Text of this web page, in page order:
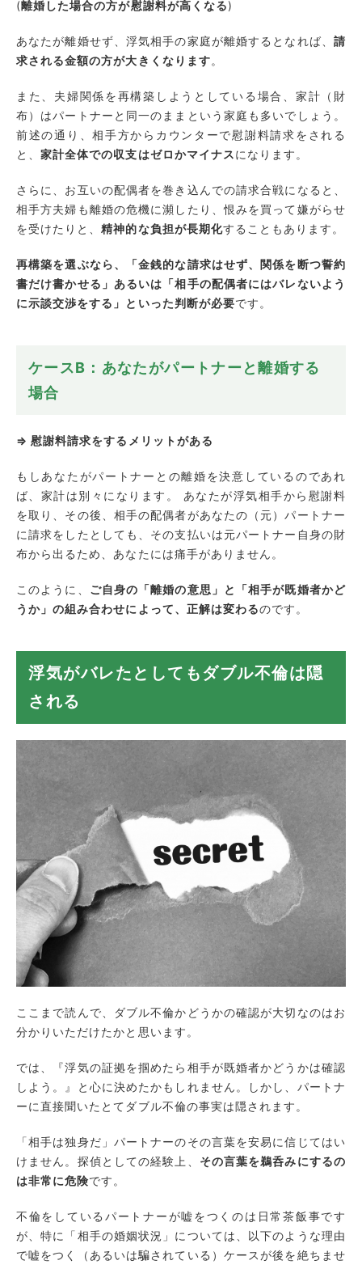
(離婚した場合の方が慰謝料が高くなる)
あなたが離婚せず、浮気相手の家庭が離婚するとなれば、 請
求される金額の方が大きくなります。
また、夫婦関係を再構築しようとしている場合、家計（財
布）はパートナーと同一のままという家庭も多いでしょう。
前述の通り、相手方からカウンターで慰謝料請求をされる
と、家計全体での収支はゼロかマイナスになります。
さらに、お互いの配偶者を巻き込んでの請求合戦になると、
相手方夫婦も離婚の危機に瀕したり、恨みを買って嫌がらせ
を受けたりと、精神的な負担が長期化することもあります。
再構築を選ぶなら、「金銭的な請求はせず、関係を断つ誓約
書だけ書かせる」あるいは「相手の配偶者にはバレないよう
に示談交渉をする」といった判断が必要です。
ケースB：あなたがパートナーと離婚する
場合
⇒ 慰謝料請求をするメリットがある
もしあなたがパートナーとの離婚を決意しているのであれ
ば、家計は別々になります。 あなたが浮気相手から慰謝料
を取り、その後、相手の配偶者があなたの（元）パートナー
に請求をしたとしても、その支払いは元パートナー自身の財
布から出るため、あなたには痛手がありません。
このように、 ご自身の「離婚の意思」と「相手が既婚者かど
うか」の組み合わせによって、正解は変わるのです。
浮気がバレたとしてもダブル不倫は隠
される
ここまで読んで、ダブル不倫かどうかの確認が大切なのはお
分かりいただけたかと思います。
では、『浮気の証拠を掴めたら相手が既婚者かどうかは確認
しよう。』と心に決めたかもしれません。しかし、パートナ
ーに直接聞いたとてダブル不倫の事実は隠されます。
「相手は独身だ」パートナーのその言葉を安易に信じてはい
けません。探偵としての経験上、 その言葉を鵜呑みにするの
は非常に危険です。
不倫をしているパートナーが嘘をつくのは日常茶飯事です
が、特に「相手の婚姻状況」については、以下のような理由
で嘘をつく（あるいは騙されている）ケースが後を絶ちませ